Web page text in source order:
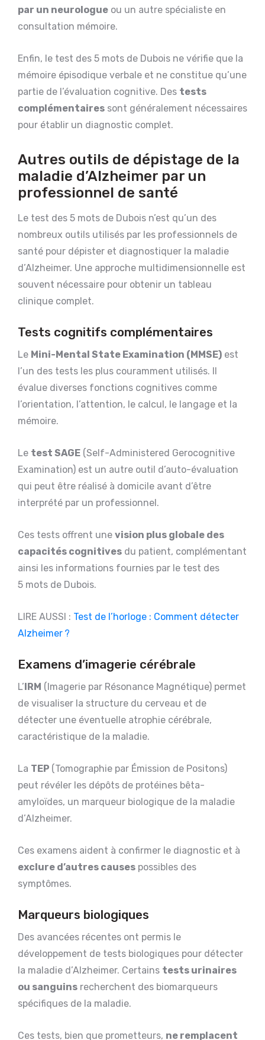
par un neurologue ou un autre spécialiste en
consultation mémoire.
Enfin, le test des 5 mots de Dubois ne vérifie que la
mémoire épisodique verbale et ne constitue qu’une
partie de l’évaluation cognitive. Des tests
complémentaires sont généralement nécessaires
pour établir un diagnostic complet.
Autres outils de dépistage de la
maladie d’Alzheimer par un
professionnel de santé
Le test des 5 mots de Dubois n’est qu’un des
nombreux outils utilisés par les professionnels de
santé pour dépister et diagnostiquer la maladie
d’Alzheimer. Une approche multidimensionnelle est
souvent nécessaire pour obtenir un tableau
clinique complet.
Tests cognitifs complémentaires
Le Mini-Mental State Examination (MMSE) est
l’un des tests les plus couramment utilisés. Il
évalue diverses fonctions cognitives comme
l’orientation, l’attention, le calcul, le langage et la
mémoire.
Le test SAGE (Self-Administered Gerocognitive
Examination) est un autre outil d’auto-évaluation
qui peut être réalisé à domicile avant d’être
interprété par un professionnel.
Ces tests offrent une vision plus globale des
capacités cognitives du patient, complémentant
ainsi les informations fournies par le test des
5 mots de Dubois.
LIRE AUSSI : Test de l’horloge : Comment détecter
Alzheimer ?
Examens d’imagerie cérébrale
L’ IRM (Imagerie par Résonance Magnétique) permet
de visualiser la structure du cerveau et de
détecter une éventuelle atrophie cérébrale,
caractéristique de la maladie.
La TEP (Tomographie par Émission de Positons)
peut révéler les dépôts de protéines bêta-
amyloïdes, un marqueur biologique de la maladie
d’Alzheimer.
Ces examens aident à confirmer le diagnostic et à
exclure d’autres causes possibles des
symptômes.
Marqueurs biologiques
Des avancées récentes ont permis le
développement de tests biologiques pour détecter
la maladie d’Alzheimer. Certains tests urinaires
ou sanguins recherchent des biomarqueurs
spécifiques de la maladie.
Ces tests, bien que prometteurs, ne remplacent